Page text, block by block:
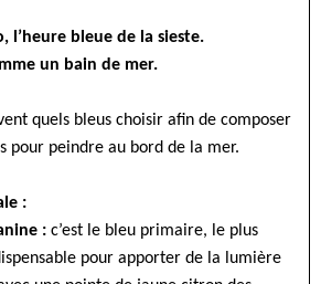
l’heure bleue de la sieste.
un bain de mer.
quels bleus choisir afin de composer
pour peindre au bord de la mer.
:
: c’est le bleu primaire, le plus
pour apporter de la lumière